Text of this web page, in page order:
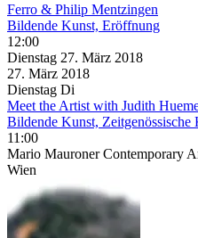
Ferro & Philip Mentzingen
Bildende Kunst, Eröffnung
12:00
Dienstag 27. März 2018
27. März 2018
Dienstag Di
Meet the Artist with Judith
Bildende Kunst, Zeitgenössische
11:00
Mario Mauroner Contemporary
Wien